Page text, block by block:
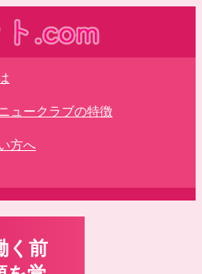
ュークラブの特徴
方へ
く前